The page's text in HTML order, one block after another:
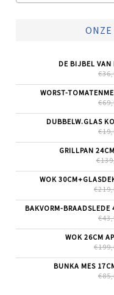
DE BIJBEL VAN
€
WORST-
€
DUBBELW.GLAS
€
GRILLPAN
€
WOK
€
BAKVORM-BRAADSLEDE
€
WOK 26CM
€
BUNKA MES
€